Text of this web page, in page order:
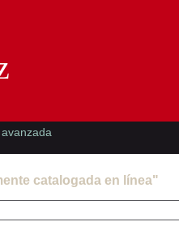
catalogada en línea"